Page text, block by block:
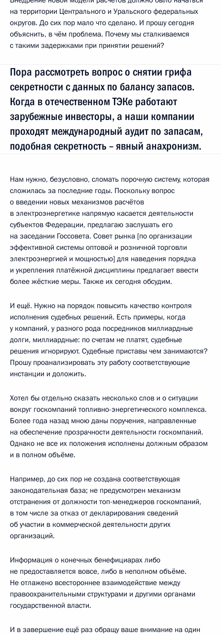
на территории Центрального и Уральского федеральных
округов. До сих пор мало что сделано. И прошу сегодня
объяснить, в чём проблема. Почему мы сталкиваемся
с такими задержками при принятии решений?
Пора рассмотреть вопрос о снятии грифа
секретности с данных по балансу запасов.
Когда в отечественном ТЭКе работают
зарубежные инвесторы, а наши компании
проходят международный аудит по запасам,
подобная секретность – явный анахронизм.
Нам нужно, безусловно, сломать порочную систему, которая
сложилась за последние годы. Поскольку вопрос
о введении новых механизмов расчётов
в электроэнергетике напрямую касается деятельности
субъектов Федерации, предлагаю заслушать его
на заседании Госсовета. Совет рынка [по организации
эффективной системы оптовой и розничной торговли
электроэнергией и мощностью] для наведения порядка
и укрепления платёжной дисциплины предлагает ввести
более жёсткие меры. Также их сегодня обсудим.
И ещё. Нужно на порядок повысить качество контроля
исполнения судебных решений. Есть примеры, когда
у компаний, у разного рода посредников миллиардные
долги, миллиардные: по счетам не платят, судебные
решения игнорируют. Судебные приставы чем занимаются?
Прошу проанализировать эту работу соответствующие
инстанции и доложить.
Хотел бы отдельно сказать несколько слов и о ситуации
вокруг госкомпаний топливно-энергетического комплекса.
Более года назад мною даны поручения, направленные
на обеспечение прозрачности деятельности госкомпаний.
Однако не все их положения исполнены должным образом
и в полном объёме.
Например, до сих пор не создана соответствующая
законодательная база; не предусмотрен механизм
отстранения от должности топ-менеджеров госкомпаний,
в том числе за отказ от декларирования сведений
об участии в коммерческой деятельности других
организаций.
Информация о конечных бенефициарах либо
не предоставляется вовсе, либо в неполном объёме.
Не отлажено всестороннее взаимодействие между
правоохранительными структурами и другими органами
государственной власти.
И в завершение ещё раз обращу ваше внимание на один